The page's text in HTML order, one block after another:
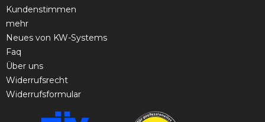
Kundenstimmen
mehr
Neues von KW-Systems
Faq
Über uns
Widerrufsrecht
Widerrufsformular